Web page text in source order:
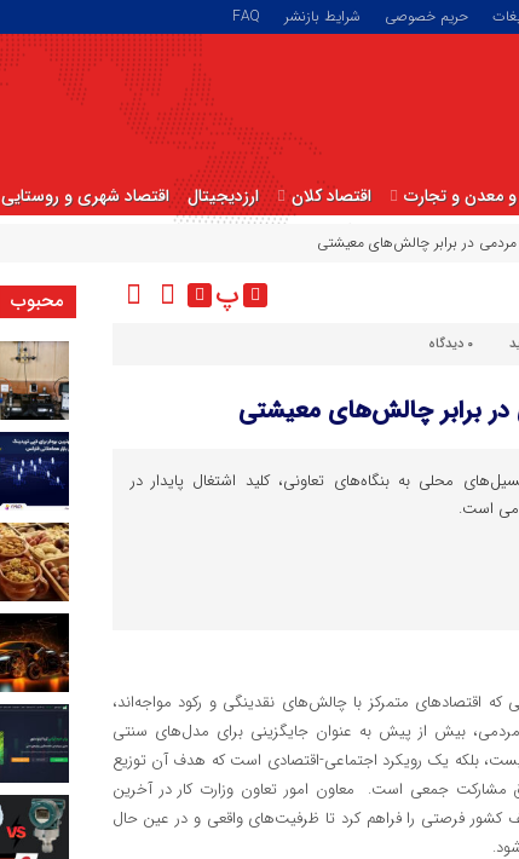
حریم خصوصی شرایط بازنشر FAQ
معدن و تجارت اقتصاد کلان ارزدیجیتال اقتصاد شهری و روستایی
مردمی در برابر چالش‌های معیشتی
پ
۰ دیدگاه
در برابر چالش‌های معیشتی
محلی به بنگاه‌های تعاونی، کلید اشتغال پایدار در
است.
که اقتصادهای متمرکز با چالش‌های نقدینگی و رکود مواجه‌اند،
بیش از پیش به عنوان جایگزینی برای مدل‌های سنتی
بلکه یک رویکرد اجتماعی-اقتصادی است که هدف آن توزیع
مشارکت جمعی است. معاون امور تعاون وزارت کار در آخرین
کشور فرصتی را فراهم کرد تا ظرفیت‌های واقعی و در عین حال
محبوب